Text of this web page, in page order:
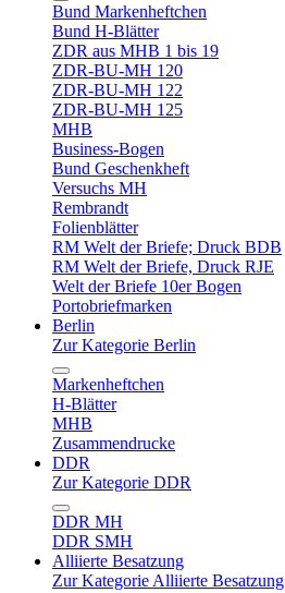
Bund Markenheftchen
Bund H-Blätter
ZDR aus MHB 1 bis 19
ZDR-BU-MH 120
ZDR-BU-MH 122
ZDR-BU-MH 125
MHB
Business-Bogen
Bund Geschenkheft
Versuchs MH
Rembrandt
Folienblätter
RM Welt der Briefe; Druck BDB
RM Welt der Briefe, Druck RJE
Welt der Briefe 10er Bogen
Portobriefmarken
Berlin
Zur Kategorie Berlin
Markenheftchen
H-Blätter
MHB
Zusammendrucke
DDR
Zur Kategorie DDR
DDR MH
DDR SMH
Alliierte Besatzung
Zur Kategorie Alliierte Besatzung